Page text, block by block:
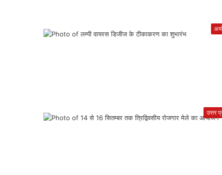
उत्तर